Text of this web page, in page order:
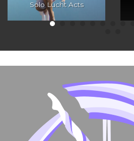
Solo Lucht Acts